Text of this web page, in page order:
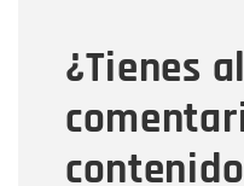
¿Tienes
Mensaje